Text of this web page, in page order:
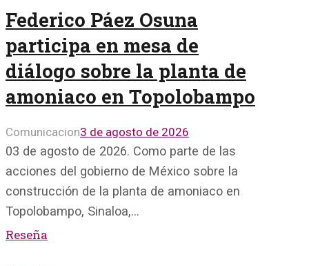
Federico Páez Osuna
participa en mesa de
diálogo sobre la planta de
amoniaco en Topolobampo
Comunicacion3 de agosto de 2026
03 de agosto de 2026. Como parte de las
acciones del gobierno de México sobre la
construcción de la planta de amoniaco en
Topolobampo, Sinaloa,…
Reseña